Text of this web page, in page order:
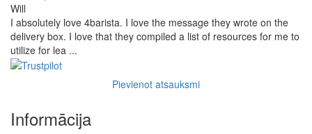
Will
I absolutely love 4barista. I love the message they wrote on the
delivery box. I love that they compiled a list of resources for me to
utilize for lea ...
Pievienot atsauksmi
Informācija